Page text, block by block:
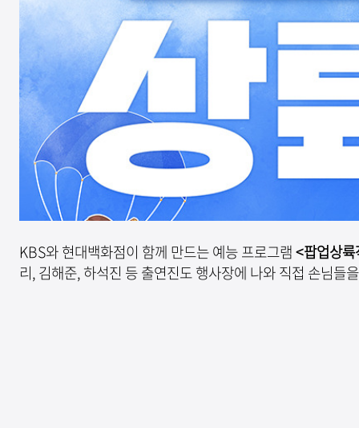
KBS와 현대백화점이 함께 만드는 예능 프로그램<팝업상
리, 김해준, 하석진 등 출연진도 행사장에 나와 직접 손님